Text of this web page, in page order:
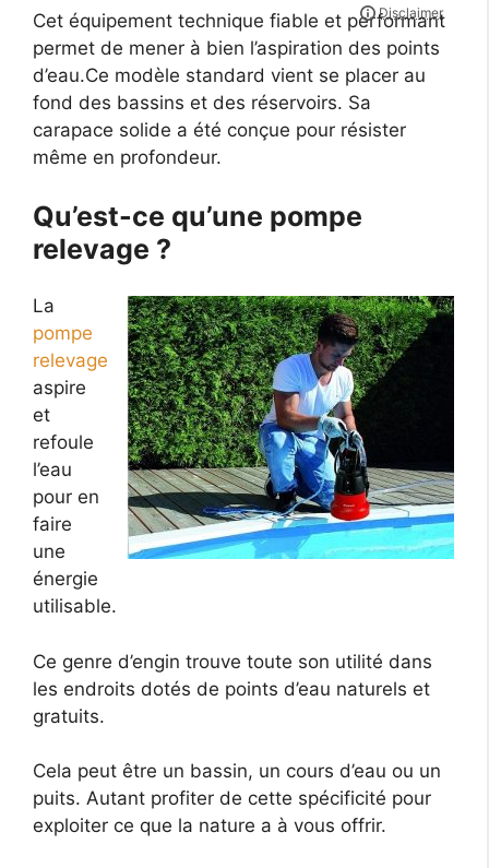
Cet équipement technique fiable et performant
permet de mener à bien l’aspiration des points
d’eau.Ce modèle standard vient se placer au
fond des bassins et des réservoirs. Sa
carapace solide a été conçue pour résister
même en profondeur.
Qu’est-ce qu’une pompe
relevage ?
La
pompe
relevage
aspire
et
refoule
l’eau
pour en
faire
une
énergie
utilisable.
Ce genre d’engin trouve toute son utilité dans
les endroits dotés de points d’eau naturels et
gratuits.
Cela peut être un bassin, un cours d’eau ou un
puits. Autant profiter de cette spécificité pour
exploiter ce que la nature a à vous offrir.